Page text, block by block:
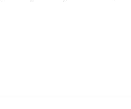
punto di ristoro è gestito, di
di conclamata illegalità, come
da parte della politica affinché il
su Tripadvisor”.